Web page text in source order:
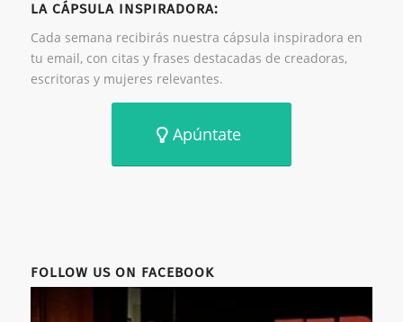
LA CÁPSULA INSPIRADORA:
Cada semana recibirás nuestra cápsula inspiradora en
tu email, con citas y frases destacadas de creadoras,
escritoras y mujeres relevantes.
Apúntate
FOLLOW US ON FACEBOOK